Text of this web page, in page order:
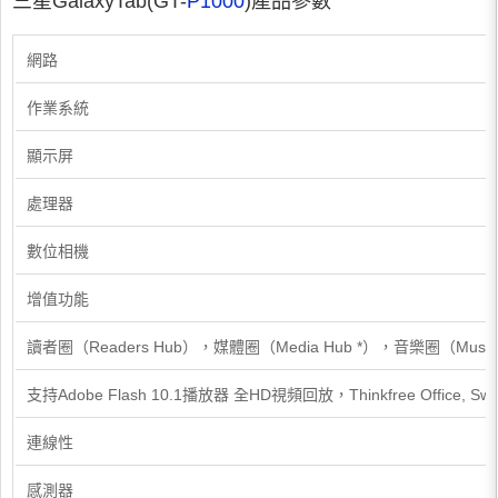
網路
作業系統
顯示屏
處理器
數位相機
增值功能
讀者圈（Readers Hub），媒體圈（Media Hub *），音樂圈（
支持Adobe Flash 10.1播放器 全HD視頻回放，Thinkfree Office,
連線性
感測器